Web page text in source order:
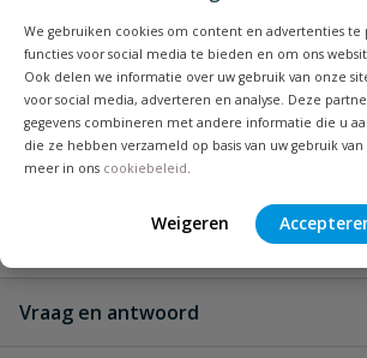
We gebruiken cookies om content en advertenties te
functies voor social media te bieden en om ons
Ook delen we informatie over uw gebruik van onze
voor social media, adverteren en analyse. Deze
gegevens combineren met andere informatie die u
die ze hebben verzameld op basis van uw gebruik van
meer in ons cookiebeleid
Weigeren
Specificaties
Merknaam Ellen
Materiaal kunststof
wit
Vraag en antwoord